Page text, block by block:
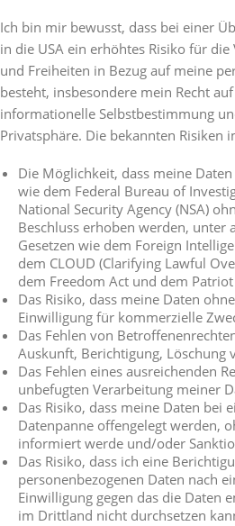
Ich bin mir bewusst, dass bei einer
in die USA ein erhöhtes Risiko für
und Freiheiten in Bezug auf meine
besteht, insbesondere mein Recht
informationelle Selbstbestimmung
Privatsphäre. Die bekannten Risiken
Die Möglichkeit, dass meine
wie dem Federal Bureau of
National Security Agency (NSA)
Beschluss erhoben werden, unter
Gesetzen wie dem Foreign
dem CLOUD (Clarifying Lawful
dem Freedom Act und dem Patriot
Das Risiko, dass meine Daten
Einwilligung für kommerzielle
Das Fehlen von
Auskunft, Berichtigung, Löschung
Das Fehlen eines ausreichenden
unbefugten Verarbeitung meiner
Das Risiko, dass meine Daten bei
Datenpanne offengelegt werden,
informiert werde und/oder
Das Risiko, dass ich eine
personenbezogenen Daten nach
Einwilligung gegen das die Daten
im Drittland nicht durchsetzen